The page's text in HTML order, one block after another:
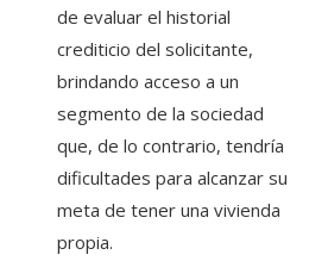
de evaluar el historial
crediticio del solicitante,
brindando acceso a un
segmento de la sociedad
que, de lo contrario, tendría
dificultades para alcanzar su
meta de tener una vivienda
propia.